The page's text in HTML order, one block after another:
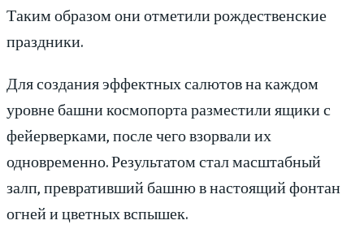
Таким образом они отметили рождественские
праздники.
Для создания эффектных салютов на каждом
уровне башни космопорта разместили ящики с
фейерверками, после чего взорвали их
одновременно. Результатом стал масштабный
залп, превративший башню в настоящий фонтан
огней и цветных вспышек.